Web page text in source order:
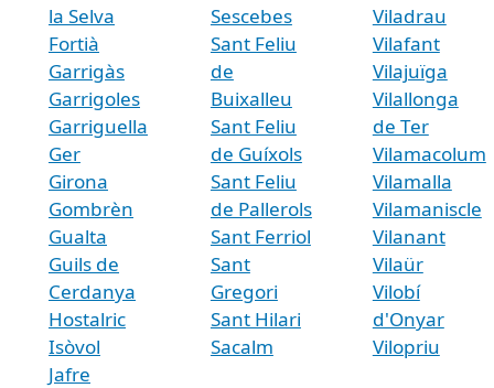
la Selva
Fortià
Garrigàs
Garrigoles
Garriguella
Ger
Girona
Gombrèn
Gualta
Guils de
Cerdanya
Hostalric
Isòvol
Jafre
Sescebes
Sant Feliu
de
Buixalleu
Sant Feliu
de Guíxols
Sant Feliu
de Pallerols
Sant Ferriol
Sant
Gregori
Sant Hilari
Sacalm
Viladrau
Vilafant
Vilajuïga
Vilallonga
de Ter
Vilamacolum
Vilamalla
Vilamaniscle
Vilanant
Vilaür
Vilobí
d'Onyar
Vilopriu